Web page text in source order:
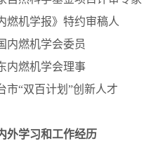
燃机学报》特约审稿人
内燃机学会委员
内燃机学会理事
市“双百计划”创新人才
外学习和工作经历